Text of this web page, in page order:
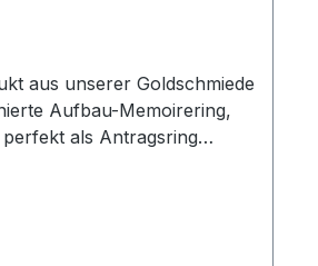
aus unserer Goldschmiede
Aufbau-Memoirering,
als Antragsring